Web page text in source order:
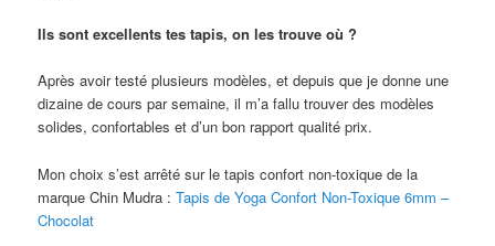
Ils sont excellents tes tapis, on les trouve où ?
Après avoir testé plusieurs modèles, et depuis que je donne une
dizaine de cours par semaine, il m’a fallu trouver des modèles
solides, confortables et d’un bon rapport qualité prix.
Mon choix s’est arrêté sur le tapis confort non-toxique de la
marque Chin Mudra :Tapis de Yoga Confort Non-Toxique 6mm –
Chocolat